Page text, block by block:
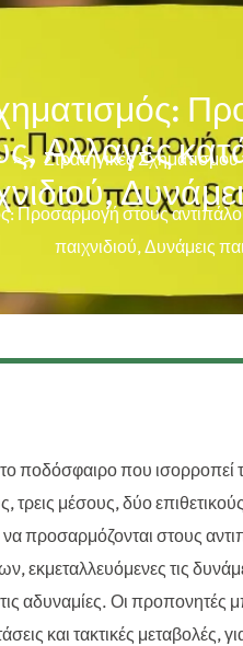
Αλλαγές
>> Στρατηγικές
Προσαρμογή στους
παιχνιδιού, Δυνάμεις
ποδόσφαιρο που ισορροπεί
τρεις μέσους, δύο
προσαρμόζονται στους
εκμεταλλευόμενες τις
αδυναμίες. Οι
και τακτικές μεταβολές,